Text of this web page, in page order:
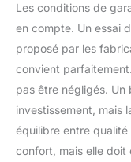
Les conditions de
en compte. Un essai
proposé par les
convient
pas être négligés. Un
investissement, mais
équilibre entre qualité
confort, mais elle doit